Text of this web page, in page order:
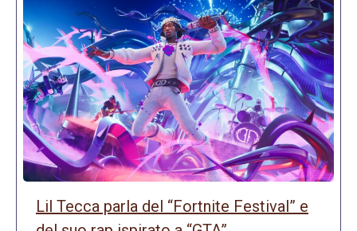
Lil Tecca parla del “Fortnite Festival” e